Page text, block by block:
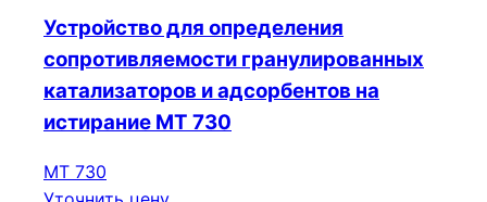
Устройство для определения
сопротивляемости гранулированных
катализаторов и адсорбентов на
истирание МТ 730
МТ 730